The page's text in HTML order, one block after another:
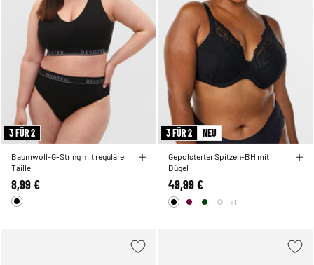
3 FÜR 2
Baumwoll-G-String mit regulärer
Taille
8,99 €
3 FÜR 2 NEU
Gepolsterter Spitzen-BH mit
Bügel
49,99 €
+1